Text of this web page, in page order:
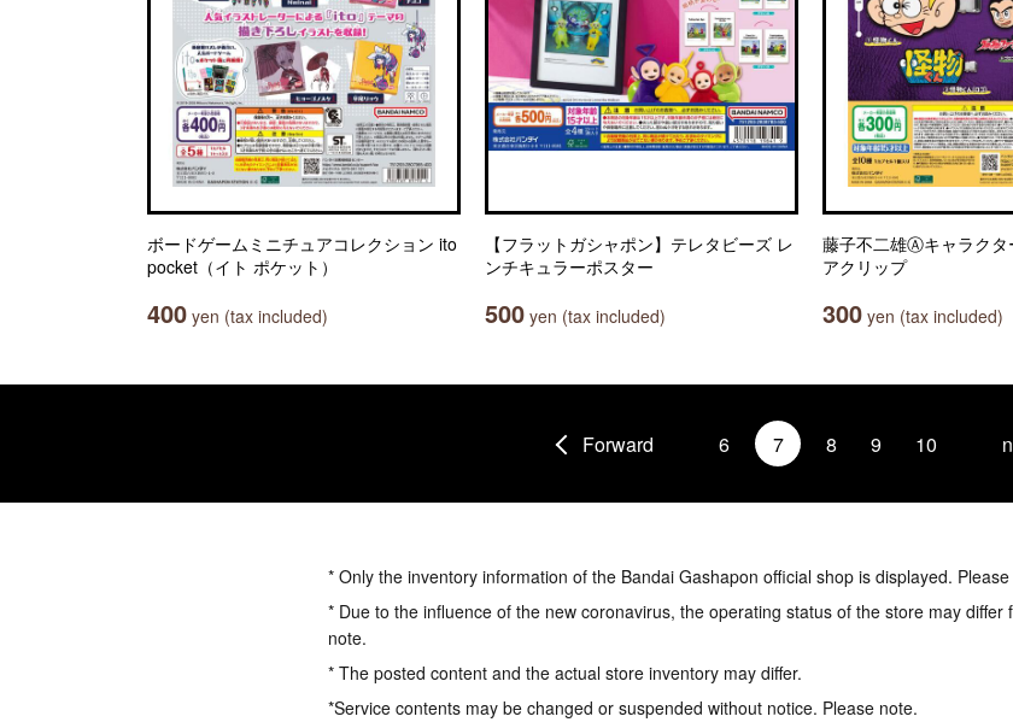
ボードゲームミニチュアコレクション ito
pocket（イト ポケット）
400 yen (tax included)
【フラットガシャポン】テレタビーズ レ
ンチキュラーポスター
500 yen (tax included)
藤子不二雄Ⓐキャラクタ
アクリップ
300 yen (tax included)
Forward 6 7 8 9 10
* Only the inventory information of the Bandai Gashapon official shop is displayed.
* Due to the influence of the new coronavirus, the operating status of the store may
note.
* The posted content and the actual store inventory may differ.
*Service contents may be changed or suspended without notice. Please note.